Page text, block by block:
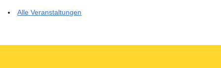
Alle Veranstaltungen